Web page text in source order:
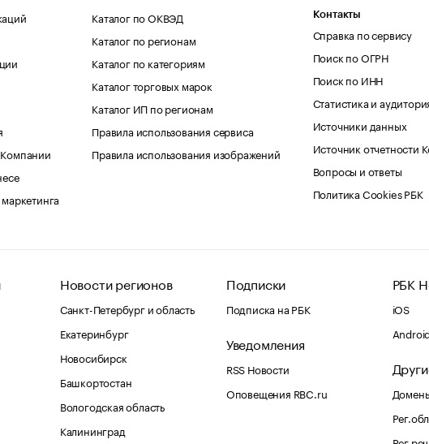
Каталог по ОКВЭД
Каталог по регионам
Каталог по категориям
Каталог торговых марок
Каталог ИП по регионам
Правила использования сервиса
Правила использования изображений
Контакты
Справка по сервису
Поиск по ОГРН
Поиск по ИНН
Статистика и
Источники данных
Источник отчетности
Вопросы и ответы
Политика Cookies РБК
Новости регионов
Санкт-Петербург и область
Екатеринбург
Новосибирск
Башкортостан
Вологодская область
Калининград
Подписки
Подписка на РБК
Уведомления
RSS Новости
Оповещения RBC.ru
РБК
iOS